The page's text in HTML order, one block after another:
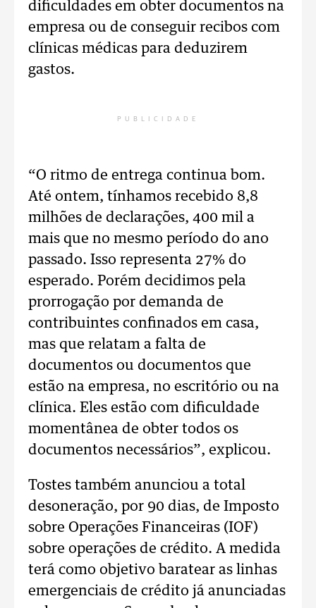
dificuldades em obter documentos na
empresa ou de conseguir recibos com
clínicas médicas para deduzirem
gastos.
PUBLICIDADE
“O ritmo de entrega continua bom.
Até ontem, tínhamos recebido 8,8
milhões de declarações, 400 mil a
mais que no mesmo período do ano
passado. Isso representa 27% do
esperado. Porém decidimos pela
prorrogação por demanda de
contribuintes confinados em casa,
mas que relatam a falta de
documentos ou documentos que
estão na empresa, no escritório ou na
clínica. Eles estão com dificuldade
momentânea de obter todos os
documentos necessários”, explicou.
Tostes também anunciou a total
desoneração, por 90 dias, de Imposto
sobre Operações Financeiras (IOF)
sobre operações de crédito. A medida
terá como objetivo baratear as linhas
emergenciais de crédito já anunciadas